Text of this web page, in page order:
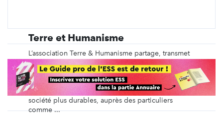
Terre et Humanisme
L’association Terre & Humanisme partage, transmet
et soutient l’agroécologie partout en France ainsi
que dans 7 pays du pourtour méditerranéen et
d’Afrique de l’Ouest. Elle vise à accompagner la
transition vers des pratiques agricoles et une
société plus durables, auprès des particuliers
comme ...